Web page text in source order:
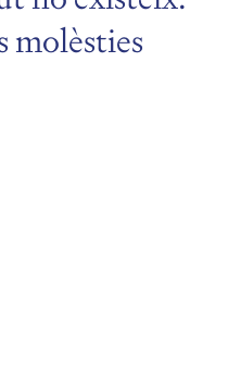
molèsties